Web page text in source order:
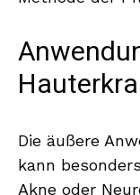
Die äußere
kann
Akne oder